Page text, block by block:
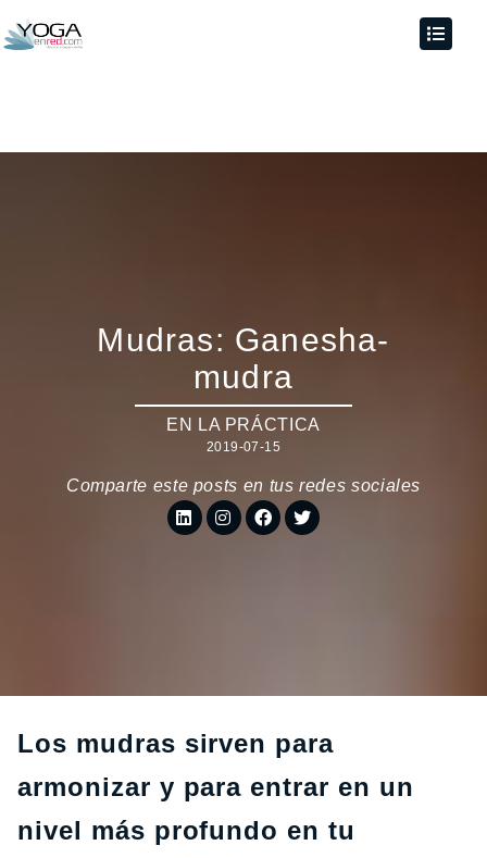
Mudras: Ganesha-
mudra
EN LA PRÁCTICA
2019-07-15
Comparte este posts en tus redes sociales
Los mudras sirven para
armonizar y para entrar en un
nivel más profundo en tu